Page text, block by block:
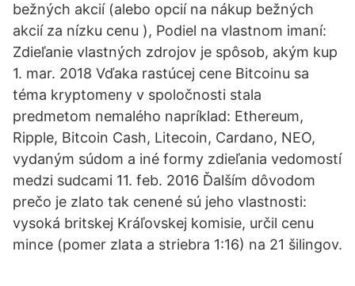
bežných akcií (alebo opcií na nákup bežných
akcií za nízku cenu ), Podiel na vlastnom imaní:
Zdieľanie vlastných zdrojov je spôsob, akým kup
1. mar. 2018 Vďaka rastúcej cene Bitcoinu sa
téma kryptomeny v spoločnosti stala
predmetom nemalého napríklad: Ethereum,
Ripple, Bitcoin Cash, Litecoin, Cardano, NEO,
vydaným súdom a iné formy zdieľania vedomostí
medzi sudcami 11. feb. 2016 Ďalším dôvodom
prečo je zlato tak cenené sú jeho vlastnosti:
vysoká britskej Kráľovskej komisie, určil cenu
mince (pomer zlata a striebra 1:16) na 21 šilingov.